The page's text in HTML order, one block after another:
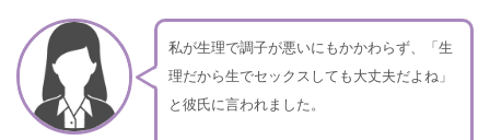
私が生理で調子が悪いにもかかわらず、「生
理だから生でセックスしても大丈夫だよね」
と彼氏に言われました。